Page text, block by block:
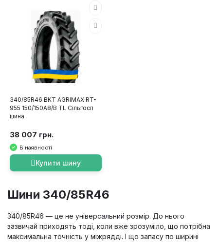
340/85R46 BKT AGRIMAX RT-
955 150/150A8/B TL Сільгосп
шина
38 007 грн.
В наявності
Купити шину
Шини 340/85R46
340/85R46 — це не універсальний розмір. До нього
зазвичай приходять тоді, коли вже зрозуміло, що потрібна
максимальна точність у міжрядді. І що запасу по ширині